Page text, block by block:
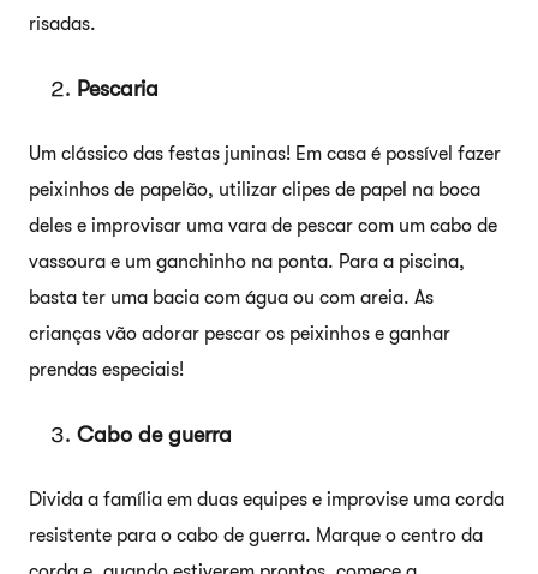
risadas.
Pescaria
Um clássico das festas juninas! Em casa é possível fazer
peixinhos de papelão, utilizar clipes de papel na boca
deles e improvisar uma vara de pescar com um cabo de
vassoura e um ganchinho na ponta. Para a piscina,
basta ter uma bacia com água ou com areia. As
crianças vão adorar pescar os peixinhos e ganhar
prendas especiais!
Cabo de guerra
Divida a família em duas equipes e improvise uma corda
resistente para o cabo de guerra. Marque o centro da